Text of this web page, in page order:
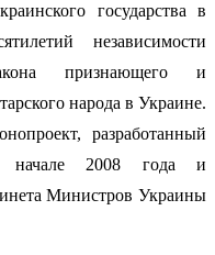
государства в
независимости
признающего и
народа в Украине.
разработанный
начале 2008 года и
Министров Украины